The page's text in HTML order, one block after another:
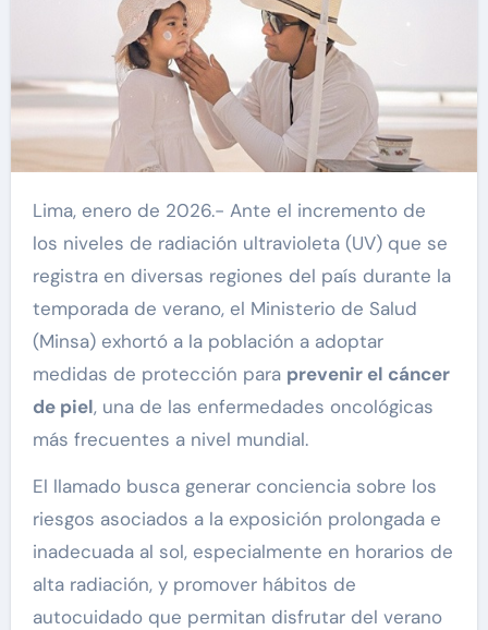
Lima, enero de 2026.- Ante el incremento de
los niveles de radiación ultravioleta (UV) que se
registra en diversas regiones del país durante la
temporada de verano, el Ministerio de Salud
(Minsa) exhortó a la población a adoptar
medidas de protección para prevenir el cáncer
de piel, una de las enfermedades oncológicas
más frecuentes a nivel mundial.
El llamado busca generar conciencia sobre los
riesgos asociados a la exposición prolongada e
inadecuada al sol, especialmente en horarios de
alta radiación, y promover hábitos de
autocuidado que permitan disfrutar del verano